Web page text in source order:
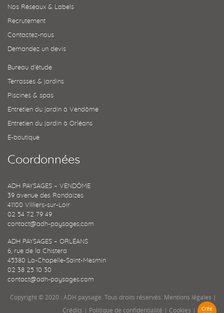
Nos Réseaux & Labels
Recrutement
Contactez-nous
Demandez un devis
Bureau d’étude
Terrasses & jardins
Piscines & spas
Entretien du jardin à Vendôme
Entretien du jardin à Orléans
E-boutique
Coordonnées
ADH PAYSAGES – VENDÔME
39 avenue des Rondaizes
41100 Villiers-sur-Loir
02 54 72 79 49
contact@adh-paysages.com
ADH PAYSAGES – ORLÉANS
6, rue de la Chistera
45380 La-Chapelle-Saint-Mesmin
02 38 25 10 30
contact@adh-paysages.com
Copyright © 2020 : ADH paysage. Tous droits réservés. Mentions légales |
Crédits | Politique de confidentialité | Cookies |
Créé